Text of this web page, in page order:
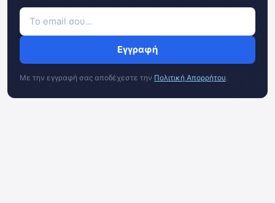
Εγγραφή
Με την εγγραφή σας αποδέχεστε την Πολιτική Απορρήτου.